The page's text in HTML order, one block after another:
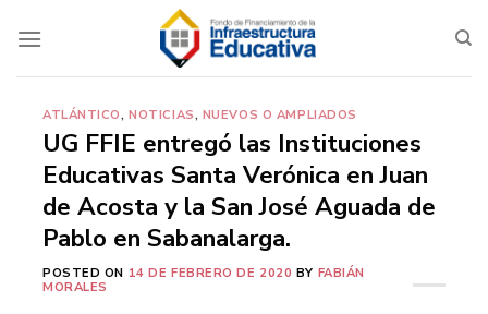
ATLÁNTICO,NOTICIAS, NUEVOS O AMPLIADOS
UG FFIE entregó las Instituciones
Educativas Santa Verónica en Juan
de Acosta y la San José Aguada de
Pablo en Sabanalarga.
POSTED ON 14 DE FEBRERO DE 2020 BY FABIÁN
MORALES